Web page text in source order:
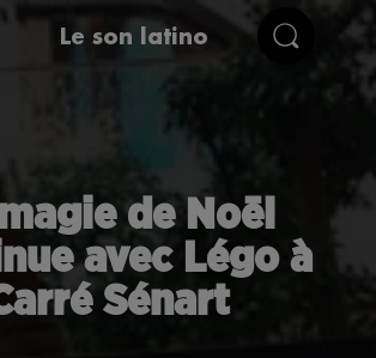
Le son latino
de Noël
avec Légo à
Sénart